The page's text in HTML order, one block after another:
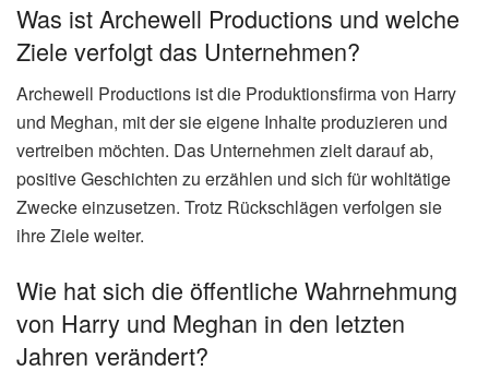
Was ist Archewell Productions und welche
Ziele verfolgt das Unternehmen?
Archewell Productions ist die Produktionsfirma von Harry
und Meghan, mit der sie eigene Inhalte produzieren und
vertreiben möchten. Das Unternehmen zielt darauf ab,
positive Geschichten zu erzählen und sich für wohltätige
Zwecke einzusetzen. Trotz Rückschlägen verfolgen sie
ihre Ziele weiter.
Wie hat sich die öffentliche Wahrnehmung
von Harry und Meghan in den letzten
Jahren verändert?